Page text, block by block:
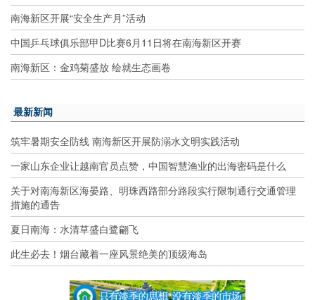
南海新区开展“安全生产月”活动
中国乒乓球俱乐部甲D比赛6月11日将在南海新区开赛
南海新区：金鸡菊盛放 绘就生态画卷
最新新闻
筑牢暑期安全防线 南海新区开展防溺水文明实践活动
一家山东企业让越南官员点赞，中国智慧渔业的出海密码是什么
关于对南海新区海晏路、明珠西路部分路段实行限制通行交通管理
措施的通告
夏日南海：水清草盛白鹭翩飞
此生必去！烟台藏着一座风景绝美的顶级海岛